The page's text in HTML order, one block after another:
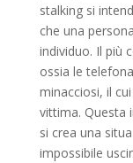
stalking si
che una
individuo. Il più
ossia le
minacciosi, il
vittima. Questa
si crea una
impossibile